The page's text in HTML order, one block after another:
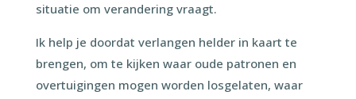
situatie om verandering vraagt.
Ik help je doordat verlangen helder in kaart te
brengen, om te kijken waar oude patronen en
overtuigingen mogen worden losgelaten, waar